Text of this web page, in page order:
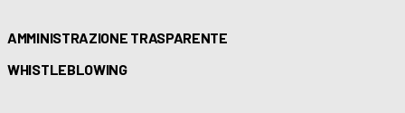
AMMINISTRAZIONE TRASPARENTE
WHISTLEBLOWING